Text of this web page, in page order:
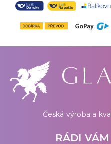
Česká výroba a
RÁDI